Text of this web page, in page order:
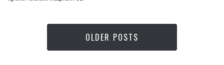
OLDER POSTS